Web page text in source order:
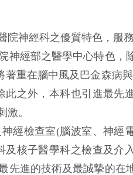
經科之優質特色，服務
經部之醫學中心特色，
重在腦中風及巴金森病
之外，本科也引進最先
。
檢查室(腦波室、神經
核子醫學科之檢查及介
先進的技術及最誠摯的在